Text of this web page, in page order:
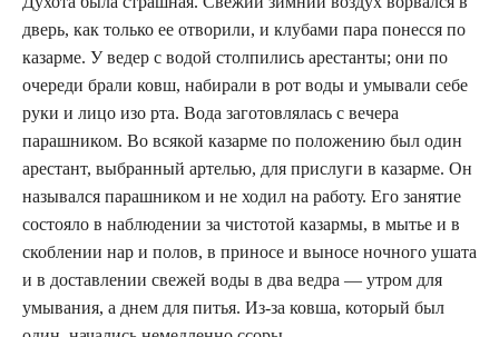
дверь, как только ее отворили, и клубами пара понесся по
казарме. У ведер с водой столпились арестанты; они по
очереди брали ковш, набирали в рот воды и умывали себе
руки и лицо изо рта. Вода заготовлялась с вечера
парашником. Во всякой казарме по положению был один
арестант, выбранный артелью, для прислуги в казарме. Он
назывался парашником и не ходил на работу. Его занятие
состояло в наблюдении за чистотой казармы, в мытье и в
скоблении нар и полов, в приносе и выносе ночного ушата
и в доставлении свежей воды в два ведра — утром для
умывания, а днем для питья. Из-за ковша, который был